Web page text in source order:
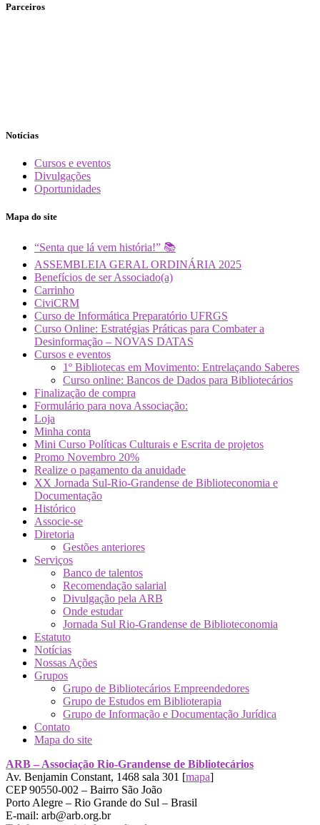
Parceiros
Notícias
Cursos e eventos
Divulgações
Oportunidades
Mapa do site
“Senta que lá vem história!” 📚
ASSEMBLEIA GERAL ORDINÁRIA 2025
Benefícios de ser Associado(a)
Carrinho
CiviCRM
Curso de Informática Preparatório UFRGS
Curso Online: Estratégias Práticas para Combater a
Desinformação – NOVAS DATAS
Cursos e eventos
1º Bibliotecas em Movimento: Entrelaçando Saberes
Curso online: Bancos de Dados para Bibliotecários
Finalização de compra
Formulário para nova Associação:
Loja
Minha conta
Mini Curso Políticas Culturais e Escrita de projetos
Promo Novembro 20%
Realize o pagamento da anuidade
XX Jornada Sul-Rio-Grandense de Biblioteconomia e
Documentação
Histórico
Associe-se
Diretoria
Gestões anteriores
Serviços
Banco de talentos
Recomendação salarial
Divulgação pela ARB
Onde estudar
Jornada Sul Rio-Grandense de Biblioteconomia
Estatuto
Notícias
Nossas Ações
Grupos
Grupo de Bibliotecários Empreendedores
Grupo de Estudos em Biblioterapia
Grupo de Informação e Documentação Jurídica
Contato
Mapa do site
ARB – Associação Rio-Grandense de Bibliotecários
Av. Benjamin Constant, 1468 sala 301 [mapa]
CEP 90550-002 – Bairro São João
Porto Alegre – Rio Grande do Sul – Brasil
E-mail: arb@arb.org.br